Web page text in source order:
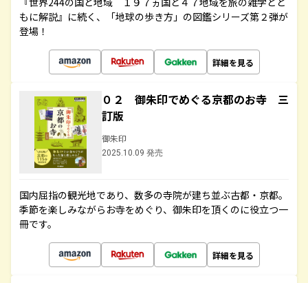
もに解説』に続く、「地球の歩き方」の図鑑シリーズ第２弾が
登場！
詳細を見る
０２ 御朱印でめぐる京都のお寺 三
訂版
御朱印
2025.10.09 発売
国内屈指の観光地であり、数多の寺院が建ち並ぶ古都・京都。
季節を楽しみながらお寺をめぐり、御朱印を頂くのに役立つ一
冊です。
詳細を見る